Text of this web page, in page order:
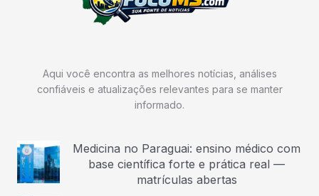
Aqui você encontra as melhores notícias, análises
confiáveis e atualizações relevantes para se manter
informado.
Medicina no Paraguai: ensino médico com
base científica forte e prática real —
matrículas abertas